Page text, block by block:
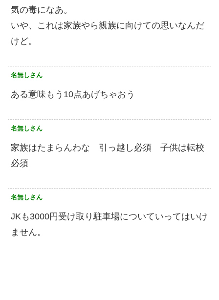
気の毒になあ。
いや、これは家族やら親族に向けての思いなんだ
けど。
名無しさん
ある意味もう10点あげちゃおう
名無しさん
家族はたまらんわな 引っ越し必須 子供は転校
必須
名無しさん
JKも3000円受け取り駐車場についていってはいけ
ません。